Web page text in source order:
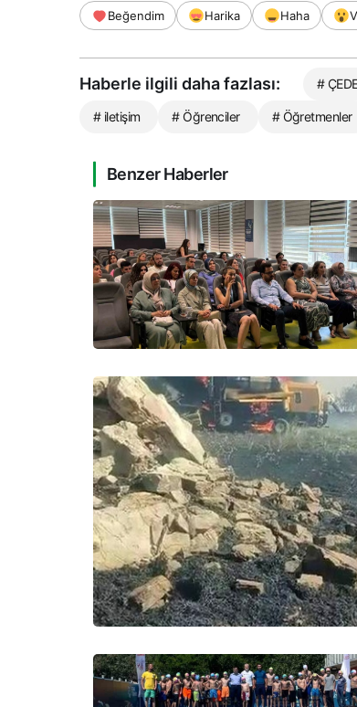
Beğendim Harika Haha
Haberle ilgili daha fazlası: #
# iletişim # Öğrenciler # Öğretmenler
Benzer Haberler